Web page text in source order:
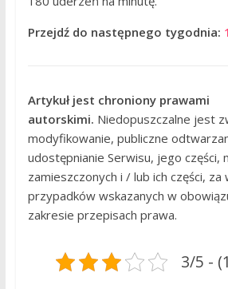
Przejdź do następnego tygodnia:
Artykuł jest chroniony prawami
autorskimi. Niedopuszczalne jest
modyfikowanie, publiczne
udostępnianie Serwisu, jego części,
zamieszczonych i / lub ich części, za
przypadków wskazanych w
zakresie przepisach prawa.
3/5 -